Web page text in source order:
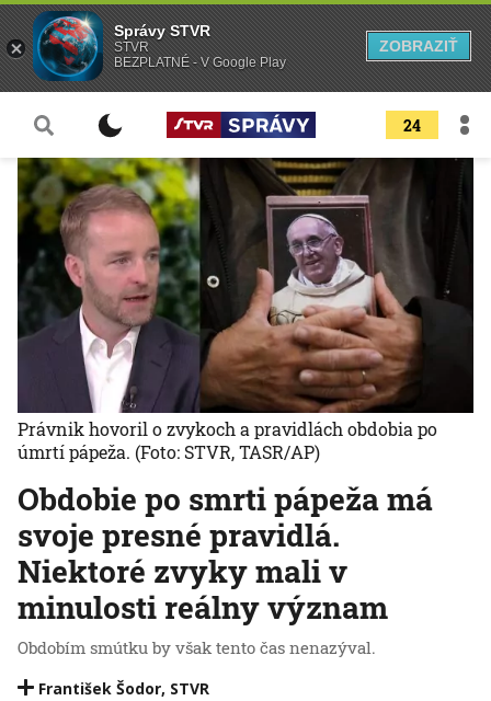
24
Obdobie po smrti pápeža má
svoje presné pravidlá.
Niektoré zvyky mali v
minulosti reálny význam
Obdobím smútku by však tento čas nenazýval.
František Šodor, STVR
Právnik hovoril o zvykoch a pravidlách obdobia po
úmrtí pápeža. (Foto: STVR, TASR/AP)
Správy STVR
STVR
BEZPLATNÉ - V Google Play
ZOBRAZIŤ